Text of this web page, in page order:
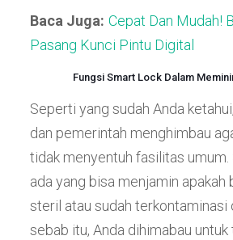
Baca Juga: Cepat Dan Mudah!
Pasang Kunci Pintu Digital
Fungsi Smart Lock Dalam
Seperti yang sudah Anda
dan pemerintah menghimbau
tidak menyentuh fasilitas umum.
ada yang bisa menjamin
steril atau sudah terkontaminasi
sebab itu, Anda dihimabau untuk